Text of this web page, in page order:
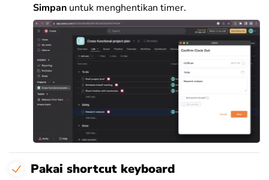
Simpan untuk menghentikan timer.
Pakai shortcut keyboard